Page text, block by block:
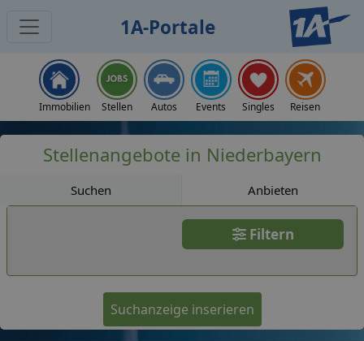
1A-Portale
Immobilien Stellen Autos Events Singles Reisen
Stellenangebote in Niederbayern
Suchen Anbieten
Filtern
Suchanzeige inserieren